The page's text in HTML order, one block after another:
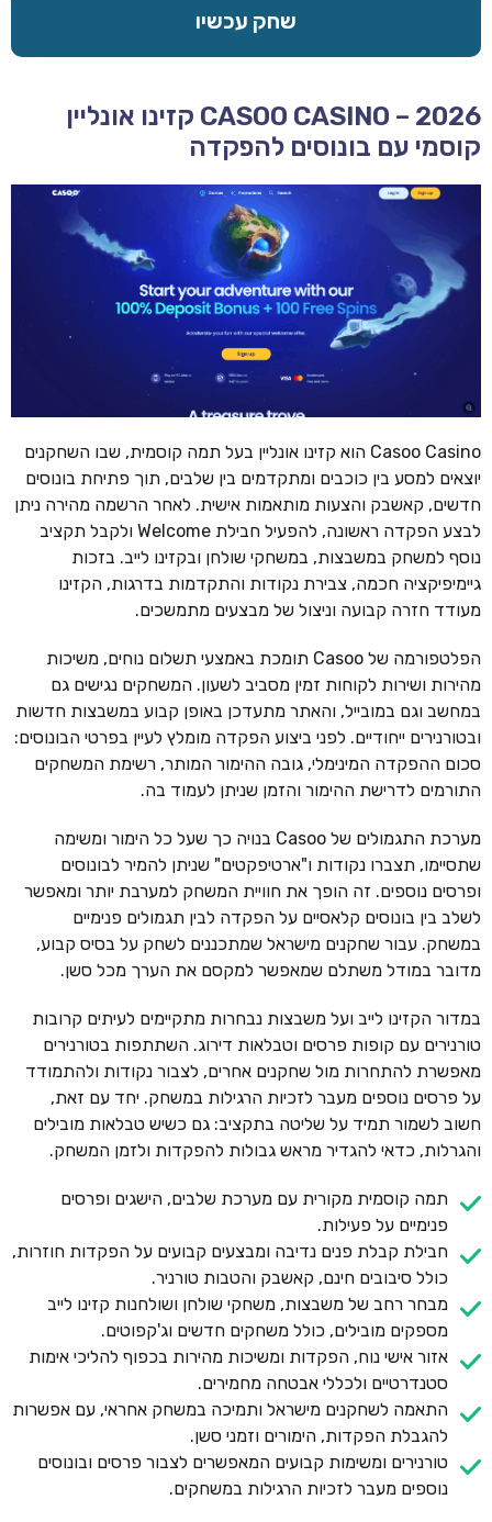
שחק עכשיו
CASOO CASINO – 2026 קזינו אונליין
קוסמי עם בונוסים להפקדה
Casoo Casino הוא קזינו אונליין בעל תמה קוסמית, שבו השחקנים
יוצאים למסע בין כוכבים ומתקדמים בין שלבים, תוך פתיחת בונוסים
חדשים, קאשבק והצעות מותאמות אישית. לאחר הרשמה מהירה ניתן
לבצע הפקדה ראשונה, להפעיל חבילת Welcome ולקבל תקציב
נוסף למשחק במשבצות, במשחקי שולחן ובקזינו לייב. בזכות
גיימיפיקציה חכמה, צבירת נקודות והתקדמות בדרגות, הקזינו
מעודד חזרה קבועה וניצול של מבצעים מתמשכים.
הפלטפורמה של Casoo תומכת באמצעי תשלום נוחים, משיכות
מהירות ושירות לקוחות זמין מסביב לשעון. המשחקים נגישים גם
במחשב וגם במובייל, והאתר מתעדכן באופן קבוע במשבצות חדשות
ובטורנירים ייחודיים. לפני ביצוע הפקדה מומלץ לעיין בפרטי הבונוסים:
סכום ההפקדה המינימלי, גובה ההימור המותר, רשימת המשחקים
התורמים לדרישת ההימור והזמן שניתן לעמוד בה.
מערכת התגמולים של Casoo בנויה כך שעל כל הימור ומשימה
שתסיימו, תצברו נקודות ו"ארטיפקטים" שניתן להמיר לבונוסים
ופרסים נוספים. זה הופך את חוויית המשחק למערבת יותר ומאפשר
לשלב בין בונוסים קלאסיים על הפקדה לבין תגמולים פנימיים
במשחק. עבור שחקנים מישראל שמתכננים לשחק על בסיס קבוע,
מדובר במודל משתלם שמאפשר למקסם את הערך מכל סשן.
במדור הקזינו לייב ועל משבצות נבחרות מתקיימים לעיתים קרובות
טורנירים עם קופות פרסים וטבלאות דירוג. השתתפות בטורנירים
מאפשרת להתחרות מול שחקנים אחרים, לצבור נקודות ולהתמודד
על פרסים נוספים מעבר לזכיות הרגילות במשחק. יחד עם זאת,
חשוב לשמור תמיד על שליטה בתקציב: גם כשיש טבלאות מובילים
והגרלות, כדאי להגדיר מראש גבולות להפקדות ולזמן המשחק.
תמה קוסמית מקורית עם מערכת שלבים, הישגים ופרסים
פנימיים על פעילות.
חבילת קבלת פנים נדיבה ומבצעים קבועים על הפקדות חוזרות,
כולל סיבובים חינם, קאשבק והטבות טורניר.
מבחר רחב של משבצות, משחקי שולחן ושולחנות קזינו לייב
מספקים מובילים, כולל משחקים חדשים וג'קפוטים.
אזור אישי נוח, הפקדות ומשיכות מהירות בכפוף להליכי אימות
סטנדרטיים ולכללי אבטחה מחמירים.
התאמה לשחקנים מישראל ותמיכה במשחק אחראי, עם אפשרות
להגבלת הפקדות, הימורים וזמני סשן.
טורנירים ומשימות קבועים המאפשרים לצבור פרסים ובונוסים
נוספים מעבר לזכיות הרגילות במשחקים.